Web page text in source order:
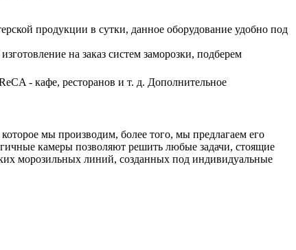
продукции в сутки, данное оборудование удобно под
на заказ систем заморозки, подберем
- кафе, ресторанов и т. д. Дополнительное
мы производим, более того, мы предлагаем его
камеры позволяют решить любые задачи, стоящие
морозильных линий, созданных под индивидуальные